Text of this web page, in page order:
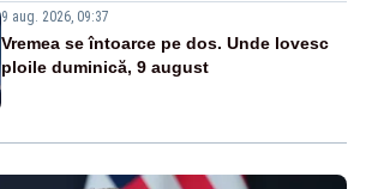
9 aug. 2026, 09:37
Vremea se întoarce pe dos. Unde lovesc
ploile duminică, 9 august